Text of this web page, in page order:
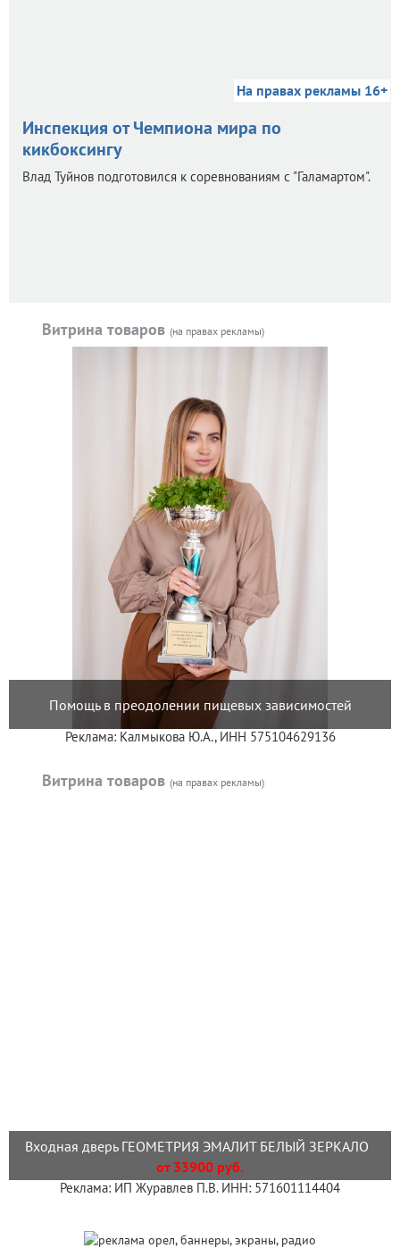
На правах рекламы 16+
Инспекция от Чемпиона мира по
кикбоксингу
Влад Туйнов подготовился к соревнованиям с "Галамартом".
Витрина товаров (на правах рекламы)
Помощь в преодолении пищевых зависимостей
Реклама: Калмыкова Ю.А., ИНН 575104629136
Витрина товаров (на правах рекламы)
Входная дверь ГЕОМЕТРИЯ ЭМАЛИТ БЕЛЫЙ ЗЕРКАЛО
от 33900 руб.
Реклама: ИП Журавлев П.В. ИНН: 571601114404